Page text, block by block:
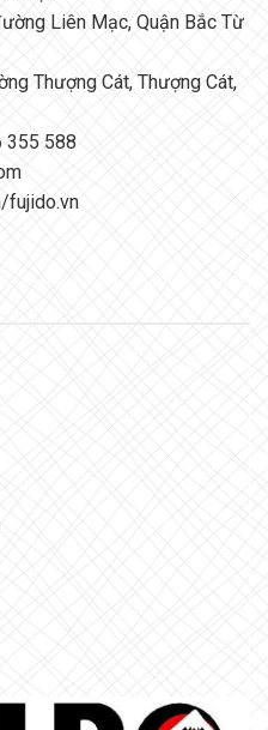
Liên Mạc, Quận Bắc Từ
Thượng Cát, Thượng Cát,
588
fujido.vn